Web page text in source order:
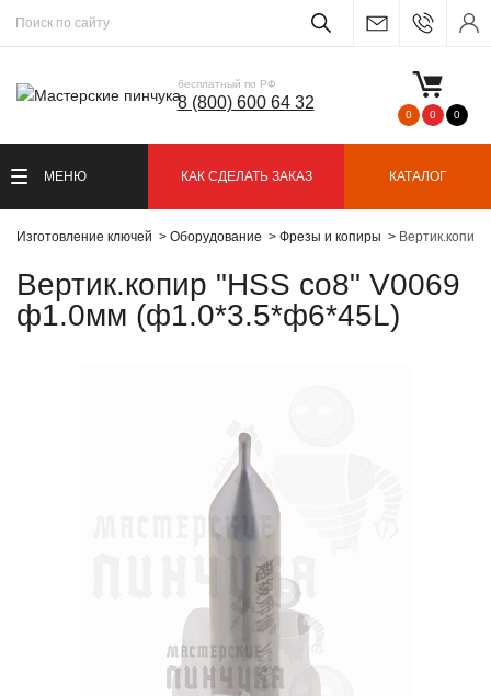
бесплатный по РФ
8 (800) 600 64 32
0 0 0
МЕНЮ КАК СДЕЛАТЬ ЗАКАЗ КАТАЛОГ
Изготовление ключей Оборудование Фрезы и копиры
Вертик.копир "HSS co8" V0069
ф1.0мм (ф1.0*3.5*ф6*45L)